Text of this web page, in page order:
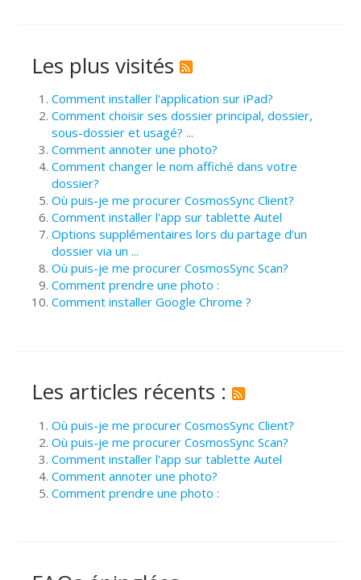
Les plus visités
Comment installer l'application sur iPad?
Comment choisir ses dossier principal, dossier,
sous-dossier et usagé? ...
Comment annoter une photo?
Comment changer le nom affiché dans votre
dossier?
Où puis-je me procurer CosmosSync Client?
Comment installer l'app sur tablette Autel
Options supplémentaires lors du partage d’un
dossier via un ...
Où puis-je me procurer CosmosSync Scan?
Comment prendre une photo :
Comment installer Google Chrome ?
Les articles récents :
Où puis-je me procurer CosmosSync Client?
Où puis-je me procurer CosmosSync Scan?
Comment installer l'app sur tablette Autel
Comment annoter une photo?
Comment prendre une photo :